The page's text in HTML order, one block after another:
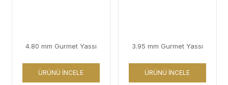
4.80 mm Gurmet Yassı
ÜRÜNÜ İNCELE
3.95 mm Gurmet Yassı
ÜRÜNÜ İNCELE